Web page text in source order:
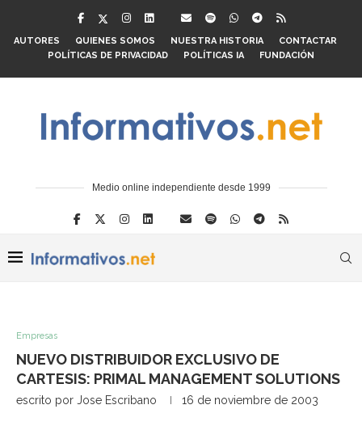
AUTORES QUIENES SOMOS NUESTRA HISTORIA
CONTACTAR
POLÍTICAS DE PRIVACIDAD
POLÍTICAS IA FUNDACIÓN
Medio online independiente desde 1999
Empresas
NUEVO DISTRIBUIDOR EXCLUSIVO DE
CARTESIS: PRIMAL MANAGEMENT SOLUTIONS
escrito por Jose Escribano 16 de noviembre de 2003